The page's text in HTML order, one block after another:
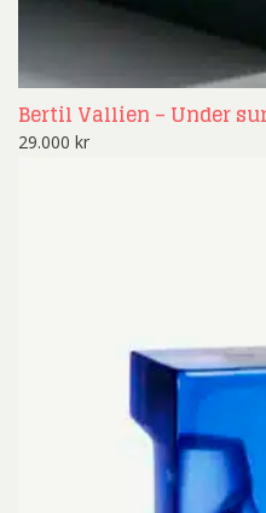
Bertil Vallien – Under
29.000 kr